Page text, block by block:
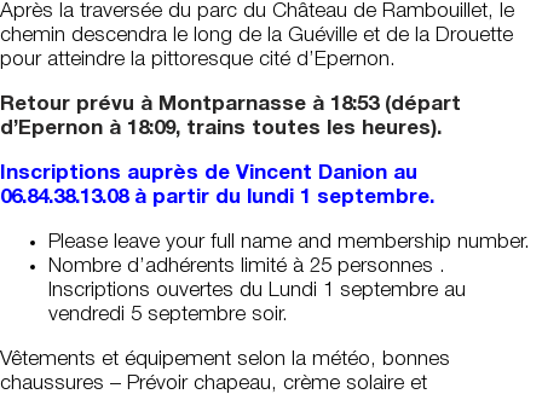
Après la traversée du parc du Château de Rambouillet, le
chemin descendra le long de la Guéville et de la Drouette
pour atteindre la pittoresque cité d’Epernon.
Retour prévu à Montparnasse à 18:53 (départ
d’Epernon à 18:09, trains toutes les heures).
Inscriptions auprès de Vincent Danion au
06.84.38.13.08 à partir du lundi 1 septembre.
Please leave your full name and membership number.
Nombre d’adhérents limité à 25 personnes .
Inscriptions ouvertes du Lundi 1 septembre au
vendredi 5 septembre soir.
Vêtements et équipement selon la météo, bonnes
chaussures – Prévoir chapeau, crème solaire et